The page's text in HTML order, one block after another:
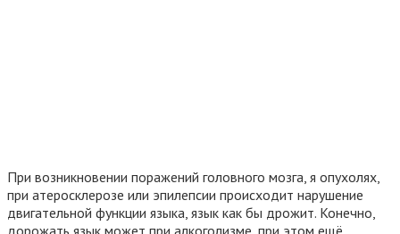
При возникновении поражений головного мозга, я опухолях,
при атеросклерозе или эпилепсии происходит нарушение
двигательной функции языка, язык как бы дрожит. Конечно,